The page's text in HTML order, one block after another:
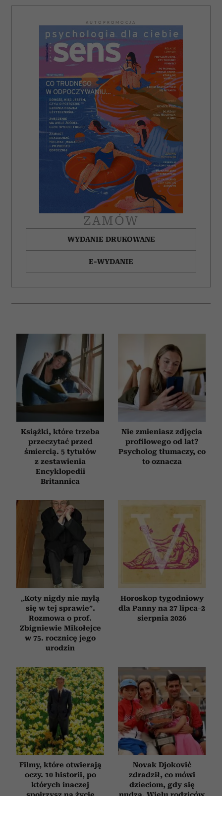
AUTOPROMOCJA
ZAMÓW
WYDANIE DRUKOWANE
E-WYDANIE
Książki, które trzeba
przeczytać przed
śmiercią. 5 tytułów
z zestawienia
Encyklopedii
Britannica
Nie zmieniasz zdjęcia
profilowego od lat?
Psycholog tłumaczy, co
to oznacza
„Koty nigdy nie mylą
się w tej sprawie”.
Rozmowa o prof.
Zbigniewie Mikołejce
w 75. rocznicę jego
urodzin
Horoskop tygodniowy
dla Panny na 27 lipca–2
sierpnia 2026
Filmy, które otwierają
oczy. 10 historii, po
których inaczej
spojrzysz na życie
Novak Djoković
zdradził, co mówi
dzieciom, gdy się
nudzą. Wielu rodziców